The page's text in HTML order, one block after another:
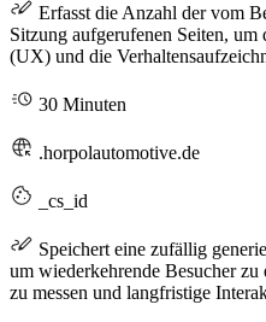
Erfasst die Anzahl der vom
Sitzung aufgerufenen Seiten,
(UX) und die
30 Minuten
.horpolautomotive.de
_cs_id
Speichert eine zufällig
um wiederkehrende Besucher
zu messen und langfristige